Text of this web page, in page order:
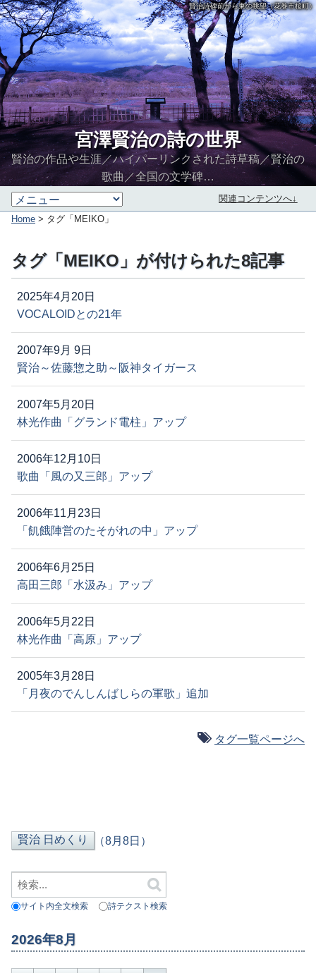
賢治詩碑前から東の眺望（花巻市桜町）
宮澤賢治の詩の世界
賢治の作品や生涯／ハイパーリンクされた詩草稿／賢治の
歌曲／全国の文学碑…
関連コンテンツへ↓
Home > タグ「MEIKO」
タグ「MEIKO」が付けられた8記事
2025年4月20日
VOCALOIDとの21年
2007年9月 9日
賢治～佐藤惣之助～阪神タイガース
2007年5月20日
林光作曲「グランド電柱」アップ
2006年12月10日
歌曲「風の又三郎」アップ
2006年11月23日
「飢餓陣営のたそがれの中」アップ
2006年6月25日
高田三郎「水汲み」アップ
2006年5月22日
林光作曲「高原」アップ
2005年3月28日
「月夜のでんしんばしらの軍歌」追加
タグ一覧ページへ
（8月8日）
サイト内全文検索 詩テクスト検索
2026年8月